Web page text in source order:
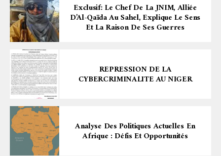
Exclusif: Le Chef De La JNIM, Alliée
D’Al-Qaïda Au Sahel, Explique Le Sens
Et La Raison De Ses Guerres
REPRESSION DE LA
CYBERCRIMINALITE AU NIGER
Analyse Des Politiques Actuelles En
Afrique : Défis Et Opportunités